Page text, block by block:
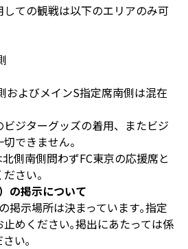
しての観戦は以下のエリアのみ可
よびメインS指定席南側は混在
ジターグッズの着用、またビジ
できません。
側南側問わずFC東京の応援席と
さい。
の掲示について
掲示場所は決まっています｡指定
めください｡掲出にあたっては係
い｡